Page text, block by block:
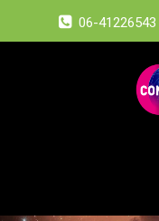
06-41226543